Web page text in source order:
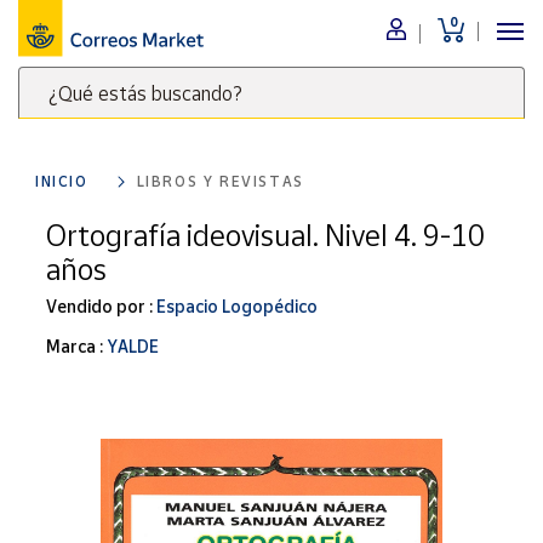
0
¿Qué estás buscando?
clave
para
buscar
productos
Correos
Menú
Nuestro
catálogo
Alimentación
Bebidas
Ocio y cultura
Juguetes y
Merchandising
INICIO LIBROS Y REVISTAS
Ortografía ideovisual. Nivel 4. 9-10
años
Vendido por : Espacio Logopédico
Marca : YALDE